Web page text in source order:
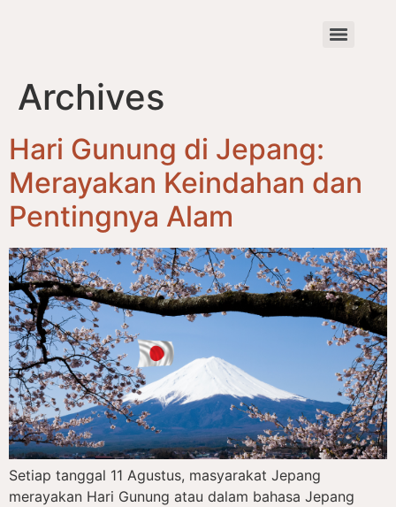
Archives
Hari Gunung di Jepang:
Merayakan Keindahan dan
Pentingnya Alam
Setiap tanggal 11 Agustus, masyarakat Jepang
merayakan Hari Gunung atau dalam bahasa Jepang